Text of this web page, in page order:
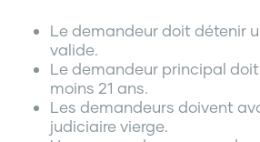
Le demandeur doit détenir
valide.
Le demandeur principal doit
moins 21 ans.
Les demandeurs doivent
judiciaire vierge.